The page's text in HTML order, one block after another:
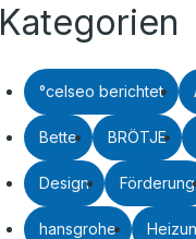
Kategorien
°celseo berichtet
Bette BRÖTJE
Design Förderung
hansgrohe